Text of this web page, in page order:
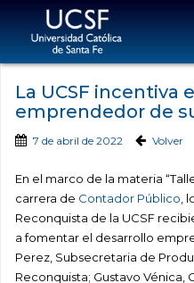
La UCSF incentiva
emprendedor de
7 de abril de 2022 Volver
En el marco de la materia
carrera de Contador Público ,
Reconquista de la UCSF
a fomentar el desarrollo
Perez, Subsecretaria de
Reconquista; Gustavo